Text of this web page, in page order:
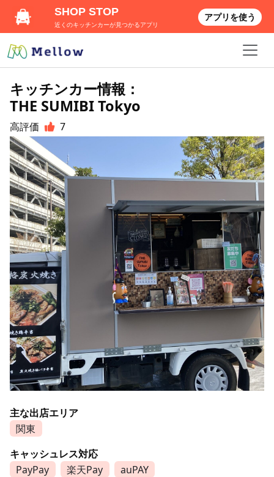
キッチンカー情報：
THE SUMIBI Tokyo
高評価 7
主な出店エリア
関東
キャッシュレス対応
PayPay
楽天Pay auPAY
SHOP STOP
近くのキッチンカーが見つかるアプリ
アプリを使う